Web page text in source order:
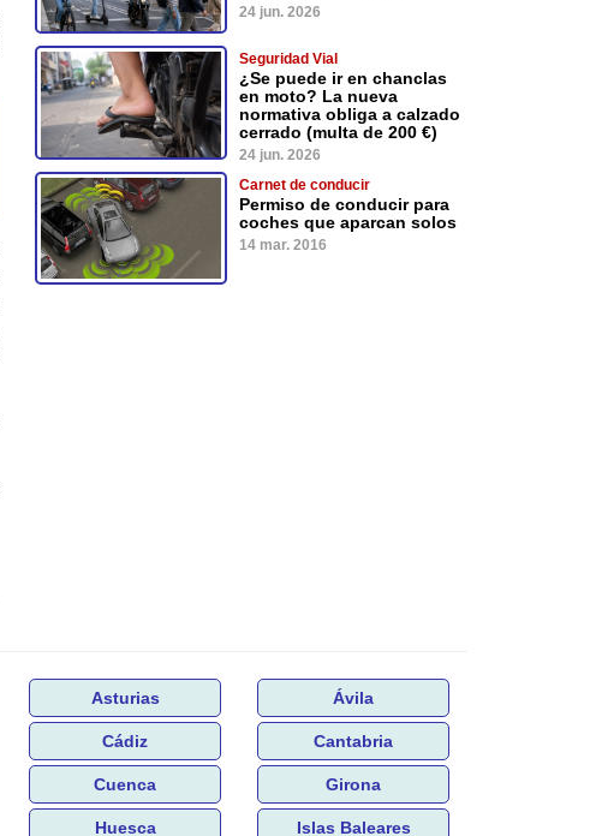
24 jun. 2026
Seguridad Vial
¿Se puede ir en chanclas
en moto? La nueva
normativa obliga a calzado
cerrado (multa de 200 €)
24 jun. 2026
Carnet de conducir
Permiso de conducir para
coches que aparcan solos
14 mar. 2016
Asturias Ávila
Cádiz Cantabria
Cuenca Girona
Huesca Islas Baleares